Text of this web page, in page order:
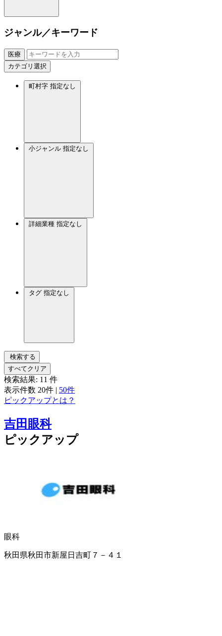
ジャンル／キーワード
医療
カテゴリ選択
町村字 指定なし
小ジャンル 指定なし
詳細業種 指定なし
タグ 指定なし
検索する
すべてクリア
検索結果: 11 件
表示件数 20件 | 50件
ピックアップとは？
吉田眼科
ピックアップ
眼科
秋田県秋田市新屋日吉町７－４１